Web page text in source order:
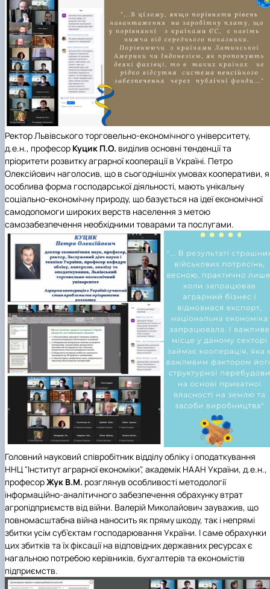
РекторЛьвівського торговельно-економічного університету,
д.е.н., професор Куцик П.О. виділив основні тенденції та
пріоритети розвитку аграрної кооперації в Україні. Петро
Олексійович наголосив, що в сьогоднішніх умовах кооперативи,
особлива форма господарської діяльності, мають унікальну
соціально-економічну природу, що базується на ідеї економічної
самодопомоги широких верств населення з метою
самозабезпечення необхідними товарами та послугами.
Головний науковий співробітник відділу обліку і оподаткування
ННЦ "Інститут аграрної економіки", академік НААН України, д.е.н.,
професорЖук В.М. розглянув особливості методології
інформаційно-аналітичного забезпечення обрахунку втрат
агропідприємств від війни. Валерій Миколайович зауважив, що
повномасштабна війна наносить як пряму шкоду, так і непрямі
збитки усім суб’єктам господарювання України. І саме обрахунки
цих збитків та їх фіксації на відповідних державних ресурсах є
нагальною потребою керівників, бухгалтерів та економістів
підприємств.